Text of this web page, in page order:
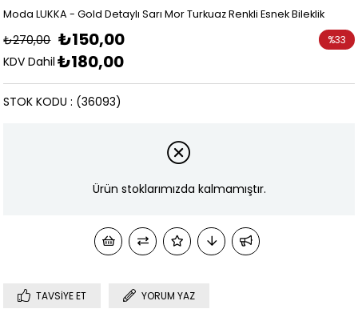
Moda LUKKA - Gold Detaylı Sarı Mor Turkuaz Renkli Esnek Bileklik
₺270,00 ₺150,00
KDV Dahil ₺180,00
%33
(36093)
STOK KODU
Ürün stoklarımızda kalmamıştır.
TAVSIYE ET YORUM YAZ